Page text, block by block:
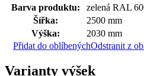
Barva produktu:
zelená RAL
Šířka:
2500 mm
Výška:
2030 mm
Přidat do oblíbenýchOdstranit z
Varianty výšek